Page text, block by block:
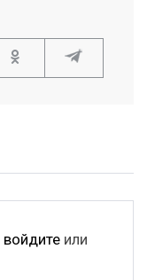
войдите или